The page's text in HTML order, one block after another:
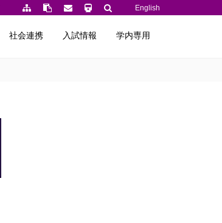
English
社会連携 入試情報 学内専用